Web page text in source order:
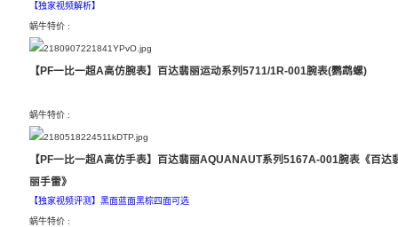
【独家视频解析】
蜗牛特价 :
【PF一比一超A高仿腕表】百达翡丽运动系列5711/1R-001腕表(鹦鹉螺)
蜗牛特价 :
【PF一比一超A高仿手表】百达翡丽AQUANAUT系列5167A-001腕表《百达
丽手雷》
【独家视频评测】黑面蓝面黑棕四面可选
蜗牛特价 :